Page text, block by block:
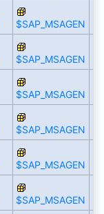
$SAP_MSAGEN
$SAP_MSAGEN
$SAP_MSAGEN
$SAP_MSAGEN
$SAP_MSAGEN
$SAP_MSAGEN